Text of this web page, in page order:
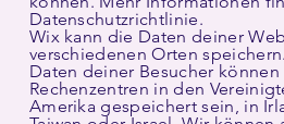
Datenschutzrichtlinie.
Wix kann die Daten deiner
verschiedenen Orten
Daten deiner Besucher
Rechenzentren in den
Amerika gespeichert sein, in